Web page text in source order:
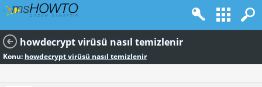
howdecrypt virüsü nasıl temizlenir
Konu: howdecrypt virüsü nasıl temizlenir